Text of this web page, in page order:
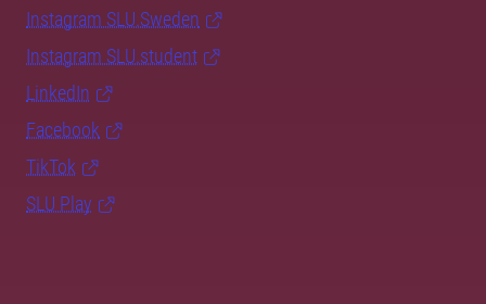
Instagram SLU.Sweden
Instagram SLU.student
LinkedIn
Facebook
TikTok
SLU Play